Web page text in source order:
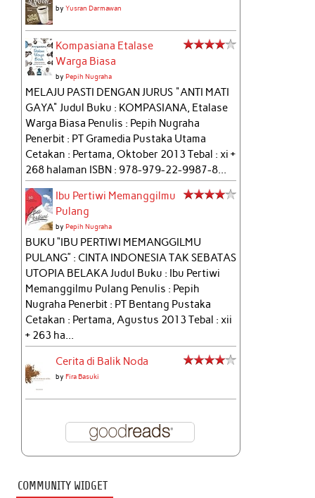
byYusran Darmawan
Kompasiana Etalase
Warga Biasa
byPepih Nugraha
MELAJU PASTI DENGAN JURUS "ANTI MATI
GAYA" Judul Buku : KOMPASIANA, Etalase
Warga Biasa Penulis : Pepih Nugraha
Penerbit : PT Gramedia Pustaka Utama
Cetakan : Pertama, Oktober 2013 Tebal : xi +
268 halaman ISBN : 978-979-22-9987-8...
Ibu Pertiwi Memanggilmu
Pulang
byPepih Nugraha
BUKU “IBU PERTIWI MEMANGGILMU
PULANG” : CINTA INDONESIA TAK SEBATAS
UTOPIA BELAKA Judul Buku : Ibu Pertiwi
Memanggilmu Pulang Penulis : Pepih
Nugraha Penerbit : PT Bentang Pustaka
Cetakan : Pertama, Agustus 2013 Tebal : xii
+ 263 ha...
Cerita di Balik Noda
byFira Basuki
COMMUNITY WIDGET